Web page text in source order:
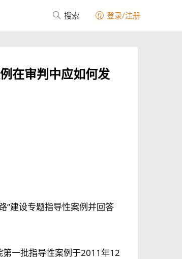
搜索 登录/注册
在审判中应如何发
”建设专题指导性案例并回答
一批指导性案例于2011年12